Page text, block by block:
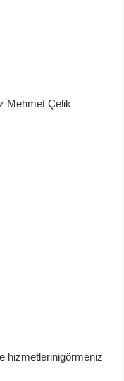
Mehmet Çelik
hizmetlerinigörmeniz